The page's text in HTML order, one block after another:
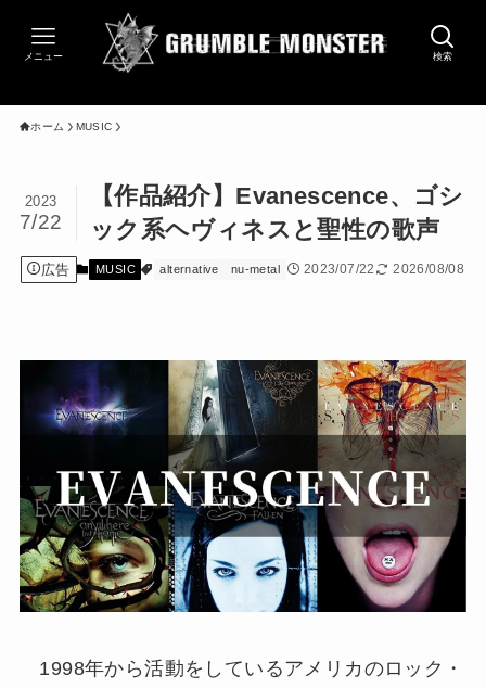
検索
メニュー
ホーム MUSIC
【作品紹介】Evanescence、ゴシ
ック系ヘヴィネスと聖性の歌声
2023
7/22
広告 MUSIC alternative nu-metal 2023/07/22 2026/08/08
1998年から活動をしているアメリカのロック・